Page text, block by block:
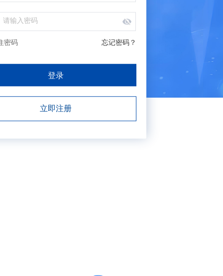
密码 忘记密码？
登录
立即注册